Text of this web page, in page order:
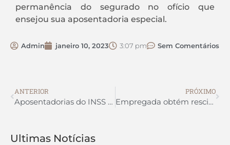
permanência do segurado no ofício que
ensejou sua aposentadoria especial.
Admin janeiro 10, 2023 3:07 pm Sem Comentários
ANTERIOR
Aposentadorias do INSS mudam em 2023, veja as novas regras
PRÓXIMO
Empregada obtém rescisão indireta após mudar de residência sem receber reajuste no vale-transporte
Ultimas Notícias